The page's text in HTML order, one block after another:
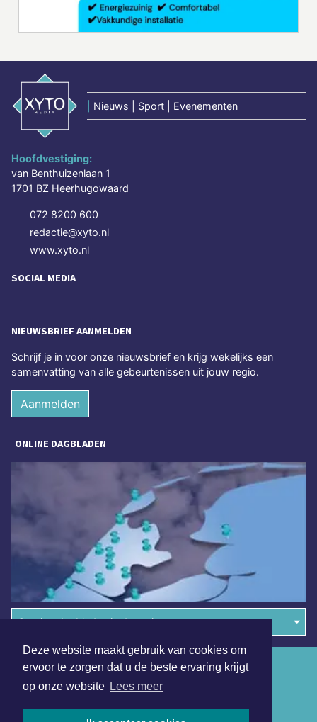
Deze website maakt gebruik van cookies om
ervoor te zorgen dat u de beste ervaring krijgt
op onze website Lees meer
Nieuws | Sport | Evenementen
Hoofdvestiging:
van Benthuizenlaan 1
1701 BZ Heerhugowaard
072 8200 600
redactie@xyto.nl
www.xyto.nl
SOCIAL MEDIA
NIEUWSBRIEF AANMELDEN
Schrijf je in voor onze nieuwsbrief en krijg wekelijks een
samenvatting van alle gebeurtenissen uit jouw regio.
Aanmelden
ONLINE DAGBLADEN
Overige dagbladen in de regio
Algemene voorwaarden
Disclaimer